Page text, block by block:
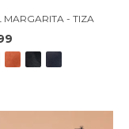
- TIZA